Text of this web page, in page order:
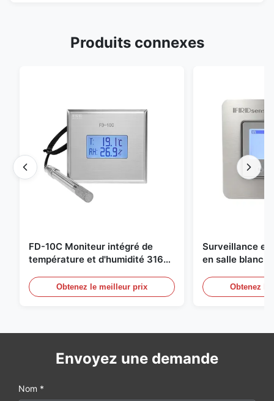
Produits connexes
FD-10C Moniteur intégré de
température et d'humidité 316L
Obtenez le meilleur prix
Surveillance
en salle
20mA/RS485
Détection de
Obtenez
Envoyez une demande
Nom *